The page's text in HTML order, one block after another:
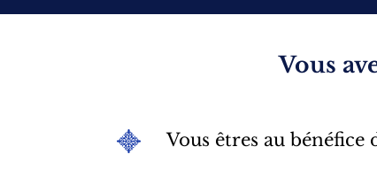
Vous
Vous êtres au bénéfice